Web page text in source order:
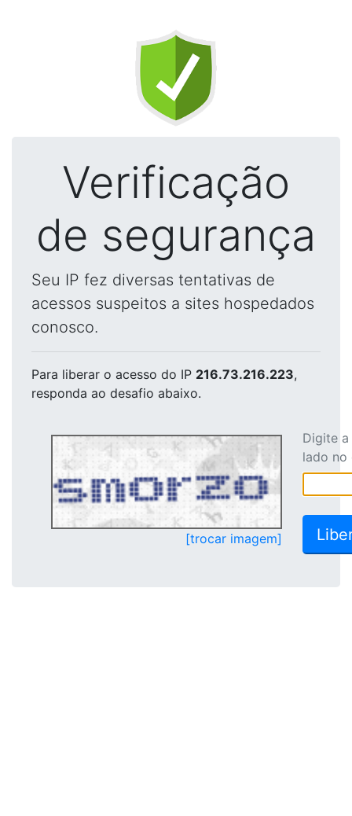
Verificação
de segurança
Seu IP fez diversas tentativas de
acessos suspeitos a sites hospedados
conosco.
Para liberar o acesso do IP 216.73.216.223,
responda ao desafio abaixo.
[trocar imagem]
Digite
lado no